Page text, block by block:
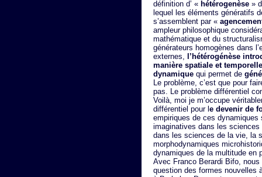
définition d’ « hétérogenèse »
lequel les éléments génératifs
s’assemblent par «
ampleur philosophique
mathématique et du
générateurs homogènes dans
externes, l’hétérogénèse
manière spatiale et temporelle
dynamique qui permet de
Le problème, c’est que pour
pas. Le problème différentiel
Voilà, moi je m’occupe
différentiel pour l e devenir de
empiriques de ces
imaginatives dans les
dans les sciences de la vie, la
morphodynamiques
dynamiques de la multitude en
Avec Franco Berardi Bifo,
question des formes nouvelles